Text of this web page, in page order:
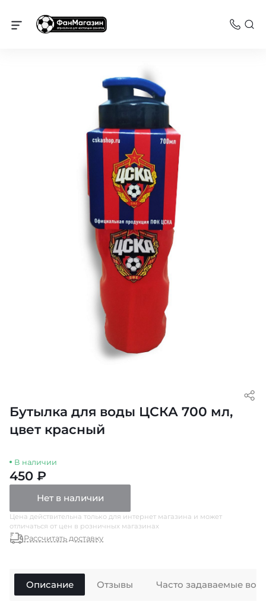
Для кухни, посуда
Бутылка для воды ЦСКА 700 мл,
цвет красный
В наличии
450 ₽
Нет в наличии
Цена действительна только для интернет магазина и может
отличаться от цен в розничных магазинах
Рассчитать доставку
Описание Отзывы Часто задаваемые